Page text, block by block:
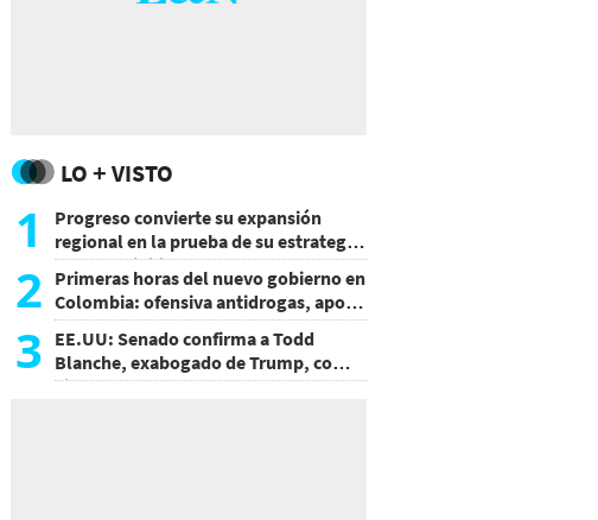
LO + VISTO
1
Progreso convierte su expansión
regional en la prueba de su estrategia
de sostenibilidad
2 Primeras horas del nuevo gobierno en
Colombia: ofensiva antidrogas, apoyo
de EE.UU. y un atentado
3 EE.UU: Senado confirma a Todd
Blanche, exabogado de Trump, como
Fiscal General